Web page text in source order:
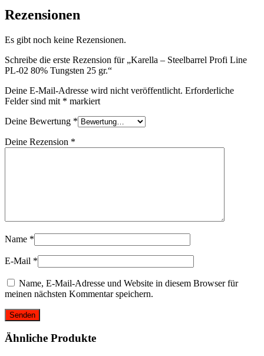
Rezensionen
Es gibt noch keine Rezensionen.
Schreibe die erste Rezension für „Karella – Steelbarrel Profi Line
PL-02 80% Tungsten 25 gr.“
Deine E-Mail-Adresse wird nicht veröffentlicht. Erforderliche
Felder sind mit * markiert
Deine Bewertung *
Deine Rezension *
Name *
E-Mail *
Name, E-Mail-Adresse und Website in diesem Browser für
meinen nächsten Kommentar speichern.
Ähnliche Produkte